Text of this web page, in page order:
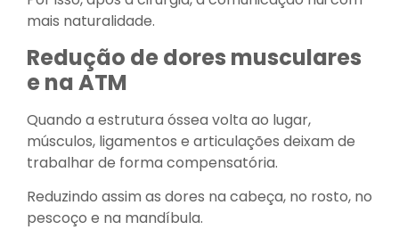
mais naturalidade.
Redução de dores musculares
e na ATM
Quando a estrutura óssea volta ao lugar,
músculos, ligamentos e articulações deixam de
trabalhar de forma compensatória.
Reduzindo assim as dores na cabeça, no rosto, no
pescoço e na mandíbula.